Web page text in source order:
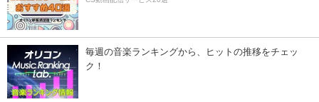
毎週の音楽ランキングから、ヒットの推移をチェッ
ク！